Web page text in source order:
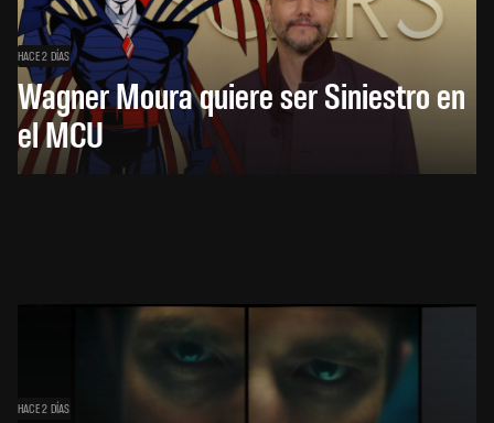
HACE 2 DÍAS
Wagner Moura quiere ser Siniestro en
el MCU
HACE 2 DÍAS